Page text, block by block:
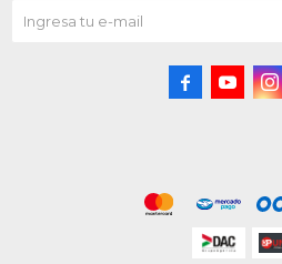
  